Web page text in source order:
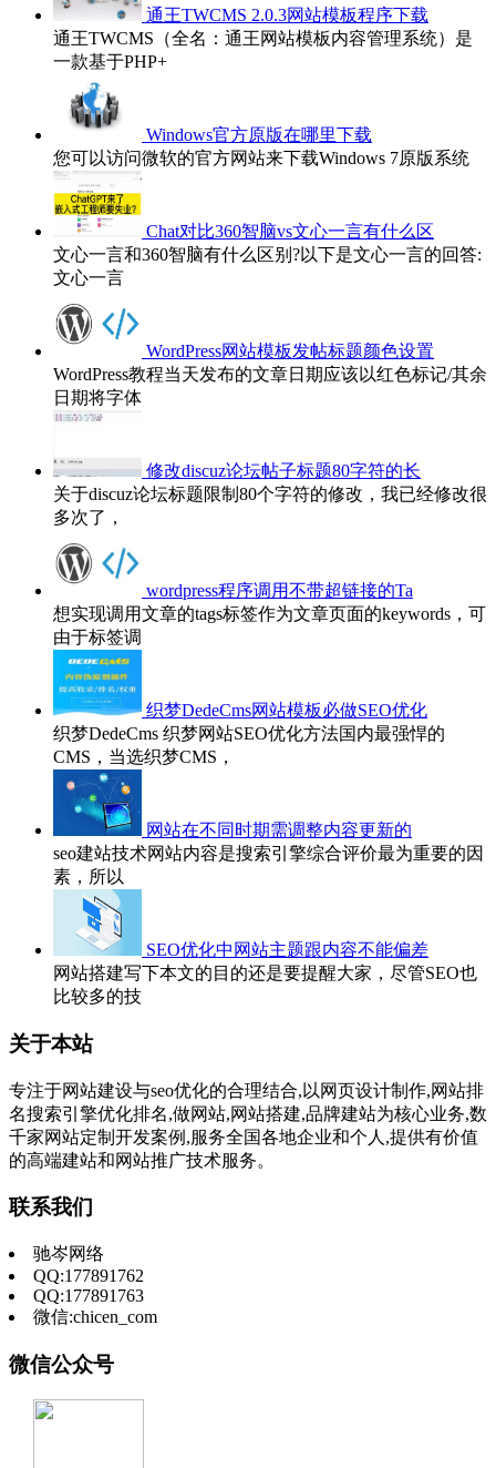
通王TWCMS 2.0.3网站模板程序下载
通王TWCMS（全名：通王网站模板内容管理系统）是
一款基于PHP+
Windows官方原版在哪里下载
您可以访问微软的官方网站来下载Windows 7原版系统
Chat对比360智脑vs文心一言有什么区
文心一言和360智脑有什么区别?以下是文心一言的回答:
文心一言
WordPress网站模板发帖标题颜色设置
WordPress教程当天发布的文章日期应该以红色标记/其余
日期将字体
修改discuz论坛帖子标题80字符的长
关于discuz论坛标题限制80个字符的修改，我已经修改很
多次了，
wordpress程序调用不带超链接的Ta
想实现调用文章的tags标签作为文章页面的keywords，可
由于标签调
织梦DedeCms网站模板必做SEO优化
织梦DedeCms 织梦网站SEO优化方法国内最强悍的
CMS，当选织梦CMS，
网站在不同时期需调整内容更新的
seo建站技术网站内容是搜索引擎综合评价最为重要的因
素，所以
SEO优化中网站主题跟内容不能偏差
网站搭建写下本文的目的还是要提醒大家，尽管SEO也
比较多的技
关于本站
专注于网站建设与seo优化的合理结合,以网页设计制作,网站排
名搜索引擎优化排名,做网站,网站搭建,品牌建站为核心业务,数
千家网站定制开发案例,服务全国各地企业和个人,提供有价值
的高端建站和网站推广技术服务。
联系我们
驰岑网络
QQ:177891762
QQ:177891763
微信:chicen_com
微信公众号